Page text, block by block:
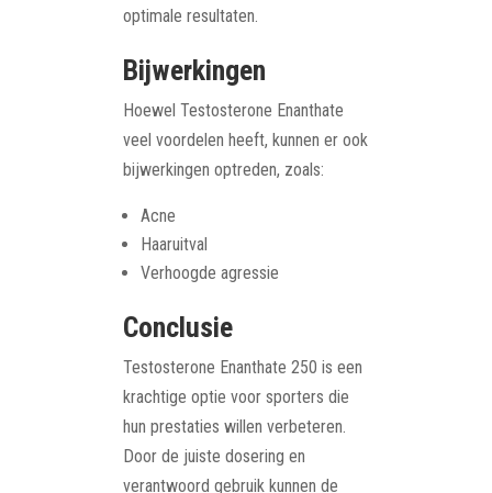
optimale resultaten.
Bijwerkingen
Hoewel Testosterone Enanthate
veel voordelen heeft, kunnen er ook
bijwerkingen optreden, zoals:
Acne
Haaruitval
Verhoogde agressie
Conclusie
Testosterone Enanthate 250 is een
krachtige optie voor sporters die
hun prestaties willen verbeteren.
Door de juiste dosering en
verantwoord gebruik kunnen de